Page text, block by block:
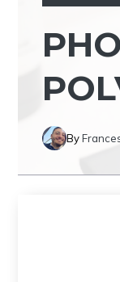
By